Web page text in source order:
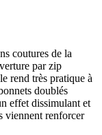
coutures de la
par zip
rend très pratique à
doublés
effet dissimulant et
viennent renforcer